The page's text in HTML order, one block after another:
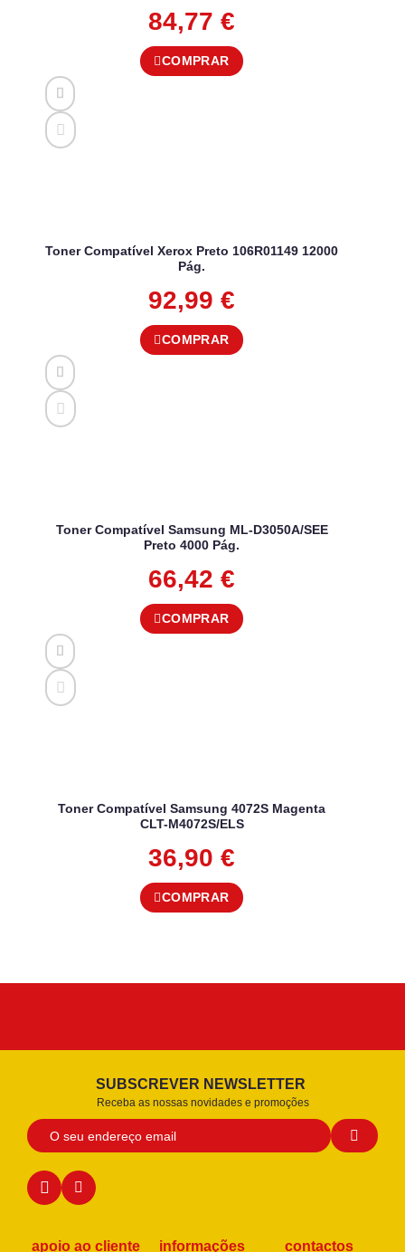
84,77 €
COMPRAR
Toner Compatível Xerox Preto 106R01149 12000
Pág.
92,99 €
COMPRAR
Toner Compatível Samsung ML-D3050A/SEE
Preto 4000 Pág.
66,42 €
COMPRAR
Toner Compatível Samsung 4072S Magenta
CLT-M4072S/ELS
36,90 €
COMPRAR
SUBSCREVER NEWSLETTER
Receba as nossas novidades e promoções
apoio ao cliente informações contactos